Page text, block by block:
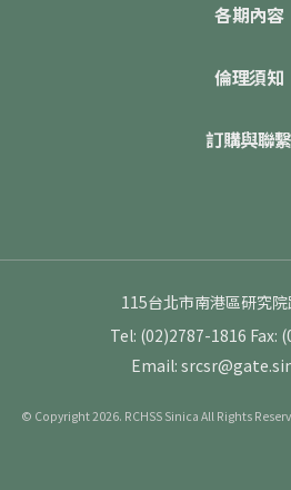
各期內容
倫理須知
訂購與聯繫
115台北市南港區研究
Tel: (02)2787-1816 Fax:
Email:
© Copyright 2026. RCHSS Sinica All Rights